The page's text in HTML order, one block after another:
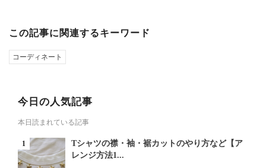
この記事に関連するキーワード
コーディネート
今日の人気記事
本日読まれている記事
Tシャツの襟・袖・裾カットのやり方など【ア
レンジ方法1...